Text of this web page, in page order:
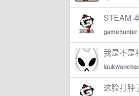
STEAM
gamehunter
我是不是
这脸打肿